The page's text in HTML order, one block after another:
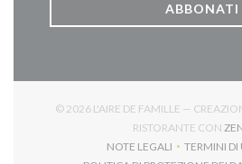
ABBONATI
© 2026 L'AIRE DE FAMILLE —
RISTORANTE CON
NOTE LEGALI
((APRE UNA NUOVA
TERMINI DI